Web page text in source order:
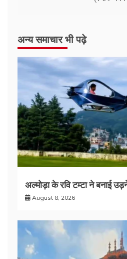
अन्य समाचार भी पढ़े
अल्मोड़ा के रवि टम्टा ने बनाई
August 8, 2026